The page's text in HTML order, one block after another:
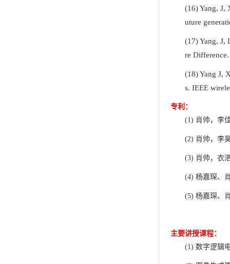
(16)Yang, J,
uture
(17)Yang, J,
re
(18)Yang J,
s. IEEE
专利：
(1) 肖帅，李
(2) 肖帅，李
(3) 肖帅，衣
(4) 杨嘉琛、
(5) 杨嘉琛、
主要讲授课程：
(1) 数字逻辑